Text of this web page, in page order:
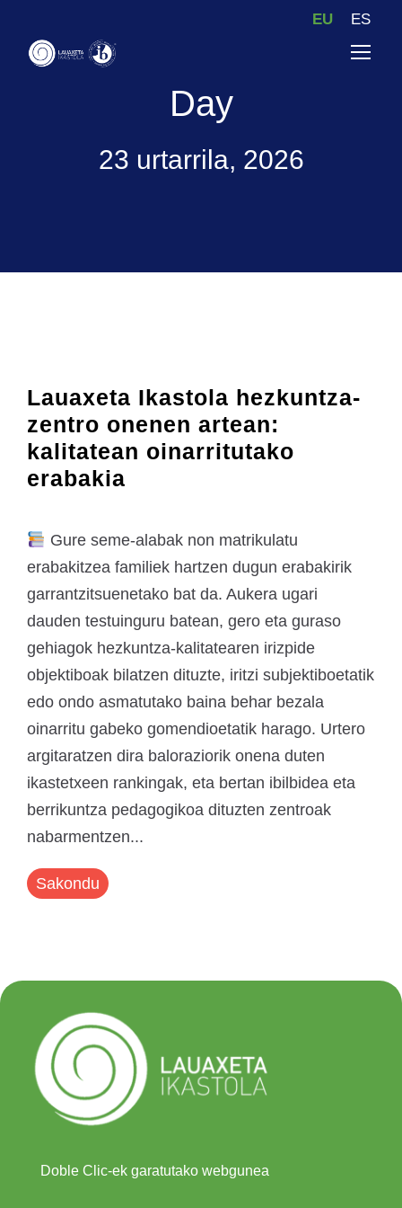
EU ES
Day
23 urtarrila, 2026
Lauaxeta Ikastola hezkuntza-
zentro onenen artean:
kalitatean oinarritutako
erabakia
Gure seme-alabak non matrikulatu
erabakitzea familiek hartzen dugun erabakirik
garrantzitsuenetako bat da. Aukera ugari
dauden testuinguru batean, gero eta guraso
gehiagok hezkuntza-kalitatearen irizpide
objektiboak bilatzen dituzte, iritzi subjektiboetatik
edo ondo asmatutako baina behar bezala
oinarritu gabeko gomendioetatik harago. Urtero
argitaratzen dira baloraziorik onena duten
ikastetxeen rankingak, eta bertan ibilbidea eta
berrikuntza pedagogikoa dituzten zentroak
nabarmentzen...
Sakondu
Doble Clic-ek garatutako webgunea